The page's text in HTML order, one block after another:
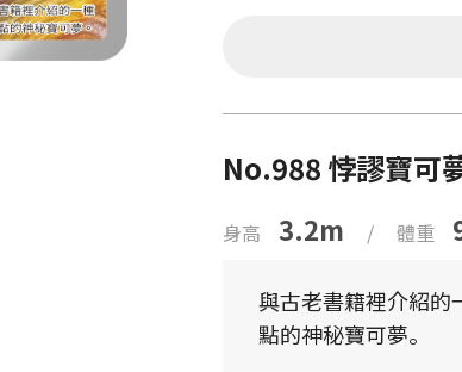
No.988 悖謬寶可
身高 3.2m / 體重
與古老書籍裡介紹的
點的神秘寶可夢。